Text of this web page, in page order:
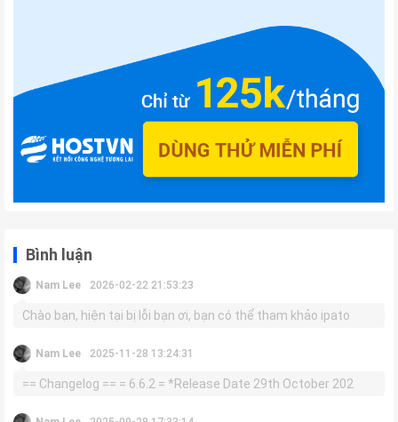
Bình luận
Nam Lee 2026-02-22 21:53:23
Chào bạn, hiện tại bị lỗi bạn ơi, bạn có thể tham khảo ipato
Nam Lee 2025-11-28 13:24:31
== Changelog == = 6.6.2 = *Release Date 29th October 202